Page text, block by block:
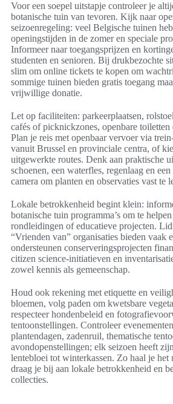
Voor een soepel uitstapje controleer je
botanische tuin van tevoren. Kijk naar
seizoenregeling: veel Belgische tuinen
openingstijden in de zomer en speciale
Informeer naar toegangsprijzen en
studenten en senioren. Bij drukbezochte
slim om online tickets te kopen om
sommige tuinen bieden gratis toegang
vrijwillige donatie.
Let op faciliteiten: parkeerplaatsen,
cafés of picknickzones, openbare
Plan je reis met openbaar vervoer via
vanuit Brussel en provinciale centra, of
uitgewerkte routes. Denk aan praktische
schoenen, een waterfles, regenlaag en
camera om planten en observaties vast te
Lokale betrokkenheid begint klein:
botanische tuin programma’s om te
rondleidingen of educatieve projecten.
“Vrienden van” organisaties bieden vaak
ondersteunen conserveringsprojecten
citizen science-initiatieven en
zowel kennis als gemeenschap.
Houd ook rekening met etiquette en
bloemen, volg paden om kwetsbare
respecteer hondenbeleid en
tentoonstellingen. Controleer
plantendagen, zadenruil, thematische
avondopenstellingen; elk seizoen heeft
lentebloei tot winterkassen. Zo haal je het
draag je bij aan lokale betrokkenheid en
collecties.